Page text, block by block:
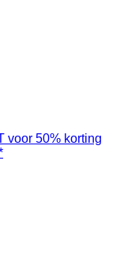
voor 50% korting